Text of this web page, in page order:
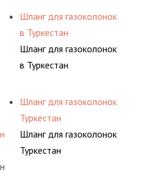
Шланг для газоколонок
в Туркестан
Шланг для газоколонок
в Туркестан
Шланг для газоколонок
Туркестан
Шланг для газоколонок
Туркестан